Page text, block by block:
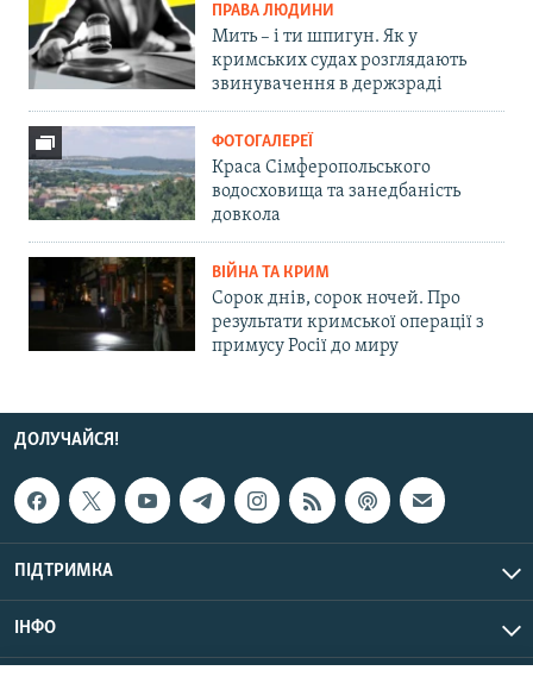
ПРАВА ЛЮДИНИ
Мить – і ти шпигун. Як у
кримських судах розглядають
звинувачення в держзраді
ФОТОГАЛЕРЕЇ
Краса Сімферопольського
водосховища та занедбаність
довкола
ВІЙНА ТА КРИМ
Сорок днів, сорок ночей. Про
результати кримської операції з
примусу Росії до миру
ДОЛУЧАЙСЯ!
ПІДТРИМКА
ІНФО